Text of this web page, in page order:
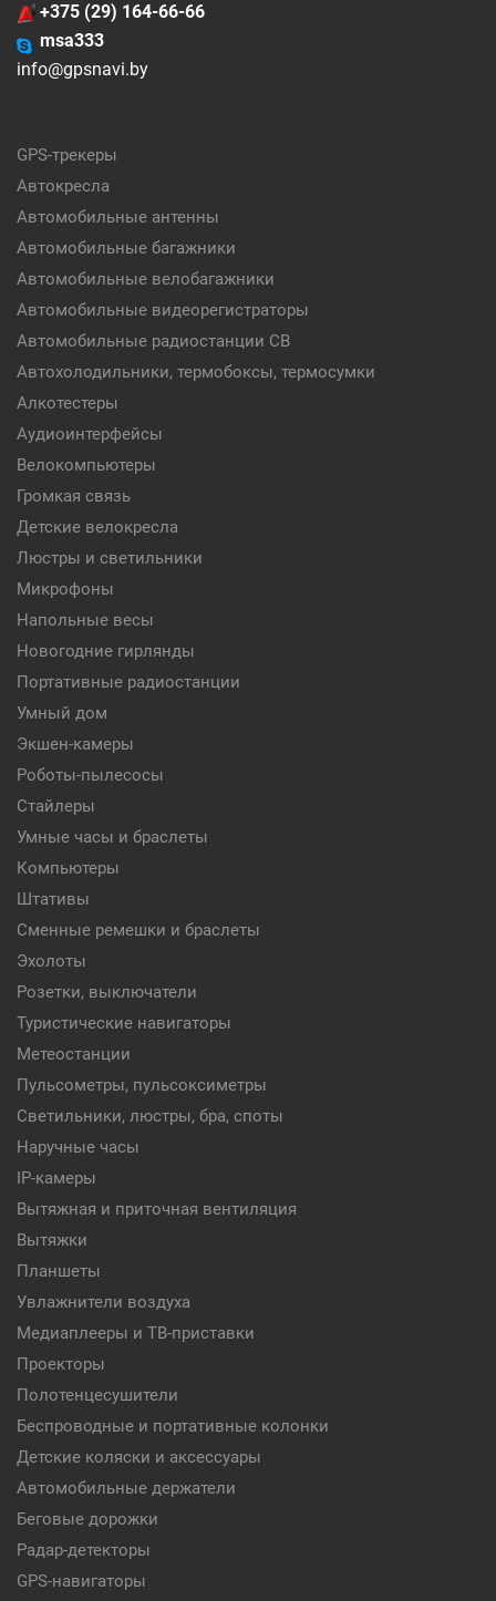
+375 (29) 164-66-66
msa333
info@gpsnavi.by
GPS-трекеры
Автокресла
Автомобильные антенны
Автомобильные багажники
Автомобильные велобагажники
Автомобильные видеорегистраторы
Автомобильные радиостанции CB
Автохолодильники, термобоксы, термосумки
Алкотестеры
Аудиоинтерфейсы
Велокомпьютеры
Громкая связь
Детские велокресла
Люстры и светильники
Микрофоны
Напольные весы
Новогодние гирлянды
Портативные радиостанции
Умный дом
Экшен-камеры
Роботы-пылесосы
Стайлеры
Умные часы и браслеты
Компьютеры
Штативы
Сменные ремешки и браслеты
Эхолоты
Розетки, выключатели
Туристические навигаторы
Метеостанции
Пульсометры, пульсоксиметры
Светильники, люстры, бра, споты
Наручные часы
IP-камеры
Вытяжная и приточная вентиляция
Вытяжки
Планшеты
Увлажнители воздуха
Медиаплееры и ТВ-приставки
Проекторы
Полотенцесушители
Беспроводные и портативные колонки
Детские коляски и аксессуары
Автомобильные держатели
Беговые дорожки
Радар-детекторы
GPS-навигаторы